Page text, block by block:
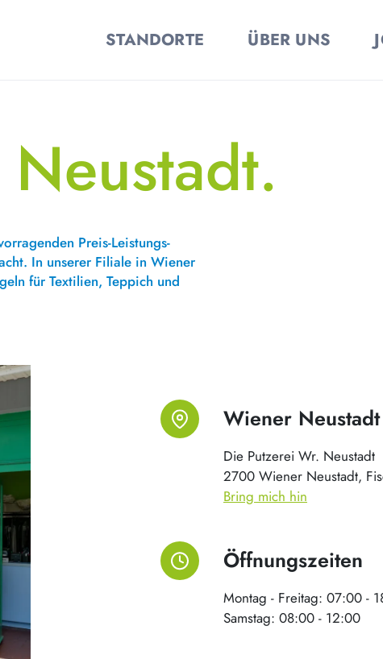
STANDORTE ÜBER UNS
Preis-Leistungs-
In unserer Filiale in Wiener
für Textilien, Teppich und
Wiener Neustadt
Die Putzerei Wr. Neustadt
2700 Wiener Neustadt,
Bring mich hin
Öffnungszeiten
Montag - Freitag: 07:00 -
Samstag: 08:00 - 12:00